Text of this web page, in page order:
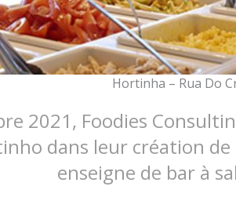
Hortinha – Rua Do
2021, Foodies
dans leur création
enseigne de bar à